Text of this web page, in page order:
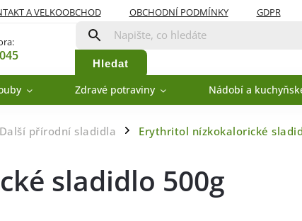
A VELKOOBCHOD OBCHODNÍ PODMÍNKY GDPR
Hledat
Zdravé potraviny Nádobí a
Další přírodní sladidla / Erythritol nízkokalorické
sladidlo 500g